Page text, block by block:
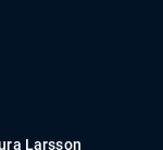
Larsson